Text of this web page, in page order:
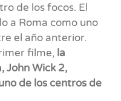
de los focos. El
a Roma como uno
el año anterior.
filme, la
John Wick 2,
de los centros de